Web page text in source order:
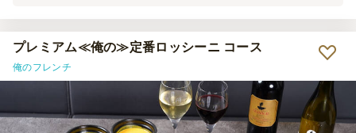
でおり、バジルのペンネが特に気に入ったというお客様もいました。
プレミアム≪俺の≫定番ロッシーニ コース
俺のフレンチ